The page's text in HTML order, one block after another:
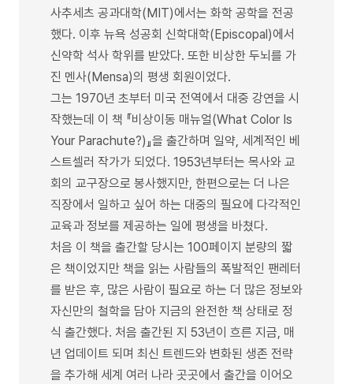
사추세츠 공과대학(MIT)에서는 화학 공학을 전공
했다. 이후 뉴욕 성공회 신학대학(Episcopal)에서
신약학 석사 학위를 받았다. 또한 비상한 두뇌를 가
진 멘사(Mensa)의 평생 회원이었다.
그는 1970년 초부터 미국 전역에서 대중 강연을 시
작했는데 이 책 『비상이동 매뉴얼(What Color Is
Your Parachute?)』을 출간하며 일약, 세계적인 베
스트셀러 작가가 되었다. 1953년부터는 목사와 교
회의 교구장으로 봉사했지만, 한편으로는 더 나은
직장에서 일하고 싶어 하는 대중의 필요에 다각적인
교육과 정보를 제공하는 일에 평생을 바쳤다.
처음 이 책을 출간할 당시는 100페이지 분량의 짧
은 책이었지만 책을 읽는 사람들의 폭발적인 팬레터
를 받은 후, 많은 사람이 필요로 하는 더 많은 정보와
자신만의 철학을 담아 지금의 완전한 책 상태로 정
식 출간했다. 처음 출간된 지 53년이 흐른 지금, 매
년 업데이트 되며 최신 트렌드와 변화된 생존 전략
을 추가해 세계 여러 나라 곳곳에서 출간을 이어오